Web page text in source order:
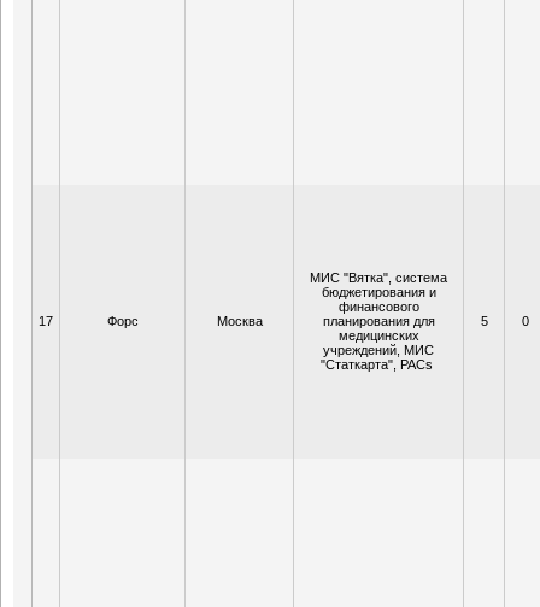
17 Форс Москва
МИС "Вятка", система
бюджетирования и
финансового
планирования для
медицинских
учреждений, МИС
"Статкарта", PACs
5 0